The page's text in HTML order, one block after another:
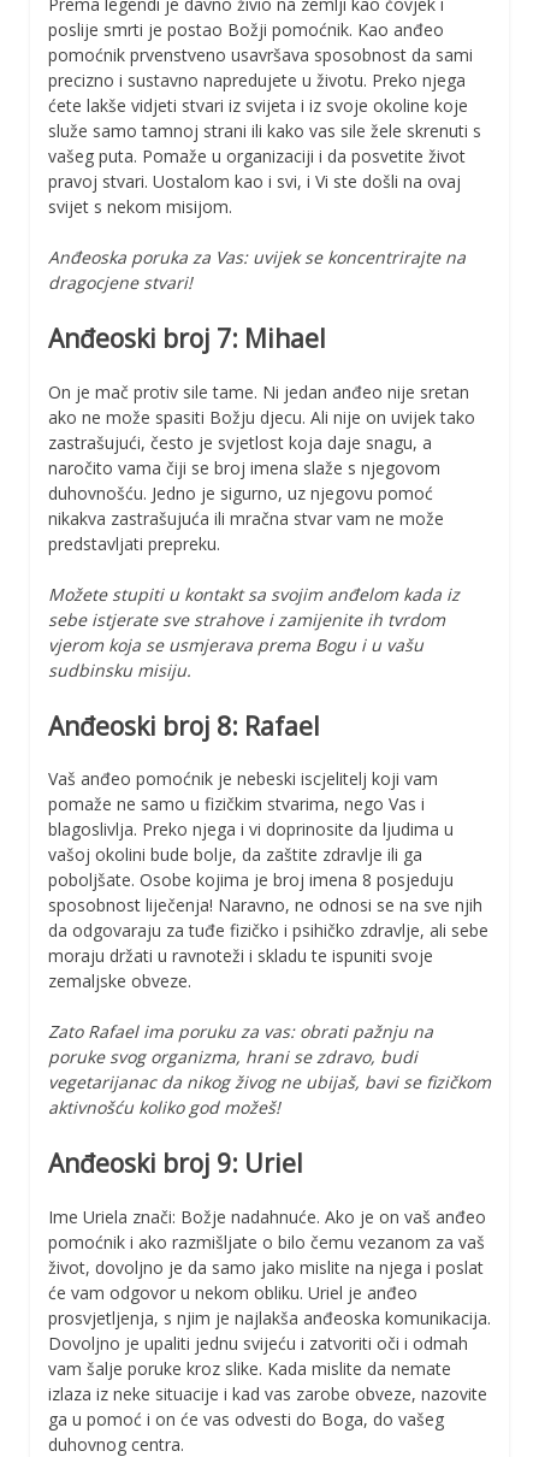
poslije smrti je postao Božji pomoćnik. Kao anđeo
pomoćnik prvenstveno usavršava sposobnost da sami
precizno i sustavno napredujete u životu. Preko njega
ćete lakše vidjeti stvari iz svijeta i iz svoje okoline koje
služe samo tamnoj strani ili kako vas sile žele skrenuti s
vašeg puta. Pomaže u organizaciji i da posvetite život
pravoj stvari. Uostalom kao i svi, i Vi ste došli na ovaj
svijet s nekom misijom.
Anđeoska poruka za Vas: uvijek se koncentrirajte na
dragocjene stvari!
Anđeoski broj 7: Mihael
On je mač protiv sile tame. Ni jedan anđeo nije sretan
ako ne može spasiti Božju djecu. Ali nije on uvijek tako
zastrašujući, često je svjetlost koja daje snagu, a
naročito vama čiji se broj imena slaže s njegovom
duhovnošću. Jedno je sigurno, uz njegovu pomoć
nikakva zastrašujuća ili mračna stvar vam ne može
predstavljati prepreku.
Možete stupiti u kontakt sa svojim anđelom kada iz
sebe istjerate sve strahove i zamijenite ih tvrdom
vjerom koja se usmjerava prema Bogu i u vašu
sudbinsku misiju.
Anđeoski broj 8: Rafael
Vaš anđeo pomoćnik je nebeski iscjelitelj koji vam
pomaže ne samo u fizičkim stvarima, nego Vas i
blagoslivlja. Preko njega i vi doprinosite da ljudima u
vašoj okolini bude bolje, da zaštite zdravlje ili ga
poboljšate. Osobe kojima je broj imena 8 posjeduju
sposobnost liječenja! Naravno, ne odnosi se na sve njih
da odgovaraju za tuđe fizičko i psihičko zdravlje, ali sebe
moraju držati u ravnoteži i skladu te ispuniti svoje
zemaljske obveze.
Zato Rafael ima poruku za vas: obrati pažnju na
poruke svog organizma, hrani se zdravo, budi
vegetarijanac da nikog živog ne ubijaš, bavi se fizičkom
aktivnošću koliko god možeš!
Anđeoski broj 9: Uriel
Ime Uriela znači: Božje nadahnuće. Ako je on vaš anđeo
pomoćnik i ako razmišljate o bilo čemu vezanom za vaš
život, dovoljno je da samo jako mislite na njega i poslat
će vam odgovor u nekom obliku. Uriel je anđeo
prosvjetljenja, s njim je najlakša anđeoska komunikacija.
Dovoljno je upaliti jednu svijeću i zatvoriti oči i odmah
vam šalje poruke kroz slike. Kada mislite da nemate
izlaza iz neke situacije i kad vas zarobe obveze, nazovite
ga u pomoć i on će vas odvesti do Boga, do vašeg
duhovnog centra.